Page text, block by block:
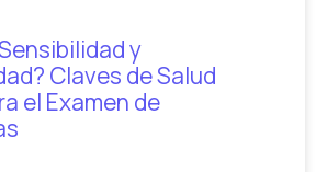
y
Claves de Salud
el Examen de